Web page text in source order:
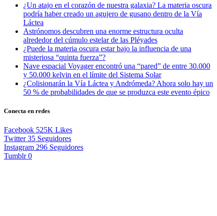
¿Un atajo en el corazón de nuestra galaxia? La materia oscura
podría haber creado un agujero de gusano dentro de la Vía
Láctea
Astrónomos descubren una enorme estructura oculta
alrededor del cúmulo estelar de las Pléyades
¿Puede la materia oscura estar bajo la influencia de una
misteriosa “quinta fuerza”?
Nave espacial Voyager encontró una “pared” de entre 30.000
y 50.000 kelvin en el límite del Sistema Solar
¿Colisionarán la Vía Láctea y Andrómeda? Ahora solo hay un
50 % de probabilidades de que se produzca este evento épico
Conecta en redes
Facebook 525K Likes
Twitter 35 Seguidores
Instagram 296 Seguidores
Tumblr 0